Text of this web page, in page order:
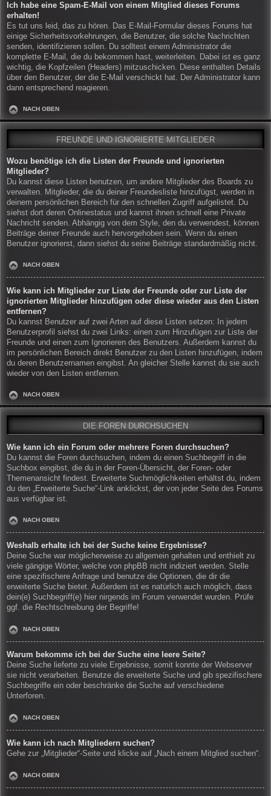
Ich habe eine Spam-E-Mail von einem Mitglied dieses Forums
erhalten!
Es tut uns leid, das zu hören. Das E-Mail-Formular dieses Forums hat
einige Sicherheitsvorkehrungen, die Benutzer, die solche Nachrichten
senden, identifizieren sollen. Du solltest einem Administrator die
komplette E-Mail, die du bekommen hast, weiterleiten. Dabei ist es ganz
wichtig, die Kopfzeilen (Headers) mitzuschicken. Diese enthalten Details
über den Benutzer, der die E-Mail verschickt hat. Der Administrator kann
dann entsprechend reagieren.
NACH OBEN
FREUNDE UND IGNORIERTE MITGLIEDER
Wozu benötige ich die Listen der Freunde und ignorierten
Mitglieder?
Du kannst diese Listen benutzen, um andere Mitglieder des Boards zu
verwalten. Mitglieder, die du deiner Freundesliste hinzufügst, werden in
deinem persönlichen Bereich für den schnellen Zugriff aufgelistet. Du
siehst dort deren Onlinestatus und kannst ihnen schnell eine Private
Nachricht senden. Abhängig von dem Style, den du verwendest, können
Beiträge deiner Freunde auch hervorgehoben sein. Wenn du einen
Benutzer ignorierst, dann siehst du seine Beiträge standardmäßig nicht.
NACH OBEN
Wie kann ich Mitglieder zur Liste der Freunde oder zur Liste der
ignorierten Mitglieder hinzufügen oder diese wieder aus den Listen
entfernen?
Du kannst Benutzer auf zwei Arten auf diese Listen setzen: In jedem
Benutzerprofil siehst du zwei Links: einen zum Hinzufügen zur Liste der
Freunde und einen zum Ignorieren des Benutzers. Außerdem kannst du
im persönlichen Bereich direkt Benutzer zu den Listen hinzufügen, indem
du deren Benutzernamen eingibst. An gleicher Stelle kannst du sie auch
wieder von den Listen entfernen.
NACH OBEN
DIE FOREN DURCHSUCHEN
Wie kann ich ein Forum oder mehrere Foren durchsuchen?
Du kannst die Foren durchsuchen, indem du einen Suchbegriff in die
Suchbox eingibst, die du in der Foren-Übersicht, der Foren- oder
Themenansicht findest. Erweiterte Suchmöglichkeiten erhältst du, indem
du den „Erweiterte Suche“-Link anklickst, der von jeder Seite des Forums
aus verfügbar ist.
NACH OBEN
Weshalb erhalte ich bei der Suche keine Ergebnisse?
Deine Suche war möglicherweise zu allgemein gehalten und enthielt zu
viele gängige Wörter, welche von phpBB nicht indiziert werden. Stelle
eine spezifischere Anfrage und benutze die Optionen, die dir die
erweiterte Suche bietet. Außerdem ist es natürlich auch möglich, dass
dein(e) Suchbegriff(e) hier nirgends im Forum verwendet wurden. Prüfe
ggf. die Rechtschreibung der Begriffe!
NACH OBEN
Warum bekomme ich bei der Suche eine leere Seite?
Deine Suche lieferte zu viele Ergebnisse, somit konnte der Webserver
sie nicht verarbeiten. Benutze die erweiterte Suche und gib spezifischere
Suchbegriffe ein oder beschränke die Suche auf verschiedene
Unterforen.
NACH OBEN
Wie kann ich nach Mitgliedern suchen?
Gehe zur „Mitglieder“-Seite und klicke auf „Nach einem Mitglied suchen“.
NACH OBEN